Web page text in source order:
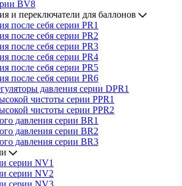
BV8
и переключатели для баллонов
после себя серии PR1
после себя серии PR2
после себя серии PR3
после себя серии PR4
после себя серии PR5
после себя серии PR6
давления серии DPR1
чистоты серии PPR1
чистоты серии PPR2
давления серии BR1
давления серии BR2
давления серии BR3
серии NV1
серии NV2
серии NV3